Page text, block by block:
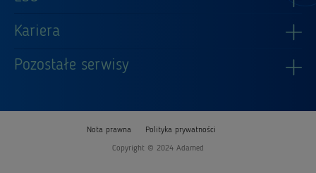
Kariera
Pozostałe serwisy
Nota prawna Polityka prywatności
Copyright © 2024 Adamed